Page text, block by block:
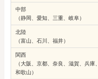
中部
（静岡、愛知、三重、岐阜）
北陸
（富山、石川、福井）
関西
（大阪、京都、奈良、滋賀、兵庫、
和歌山）